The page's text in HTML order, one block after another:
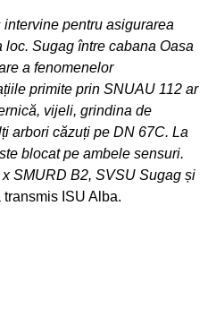
pentru asigurarea
Sugag între cabana Oasa
a fenomenelor
primite prin SNUAU 112 ar
vijeli, grindina de
arbori căzuți pe DN 67C. La
blocat pe ambele sensuri.
SMURD B2, SVSU Sugag și
transmis ISU Alba.